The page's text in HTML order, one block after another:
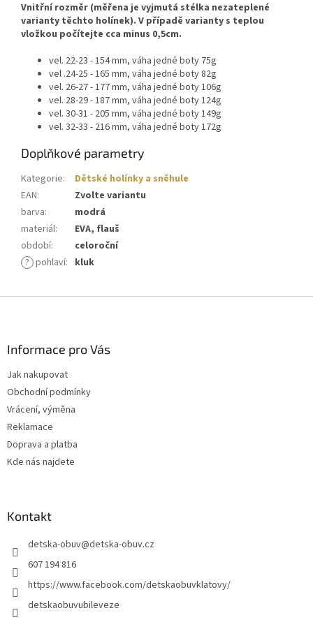
Vnitřní rozměr (měřena je vyjmutá stélka nezateplené
varianty těchto holínek). V případě varianty s teplou
vložkou počítejte cca minus 0,5cm.
vel. 22-23 - 154 mm, váha jedné boty 75g
vel .24-25 - 165 mm, váha jedné boty 82g
vel. 26-27 - 177 mm, váha jedné boty 106g
vel. 28-29 - 187 mm, váha jedné boty 124g
vel. 30-31 - 205 mm, váha jedné boty 149g
vel. 32-33 - 216 mm, váha jedné boty 172g
Doplňkové parametry
Kategorie:
Dětské holínky a sněhule
EAN:
Zvolte variantu
barva:
modrá
materiál:
EVA, flauš
období:
celoroční
? pohlaví: kluk
Informace pro Vás
Jak nakupovat
Obchodní podmínky
Vrácení, výměna
Reklamace
Doprava a platba
Kde nás najdete
Kontakt
detska-obuv@detska-obuv.cz
607 194 816
https://www.facebook.com/detskaobuvklatovy/
detskaobuvubileveze